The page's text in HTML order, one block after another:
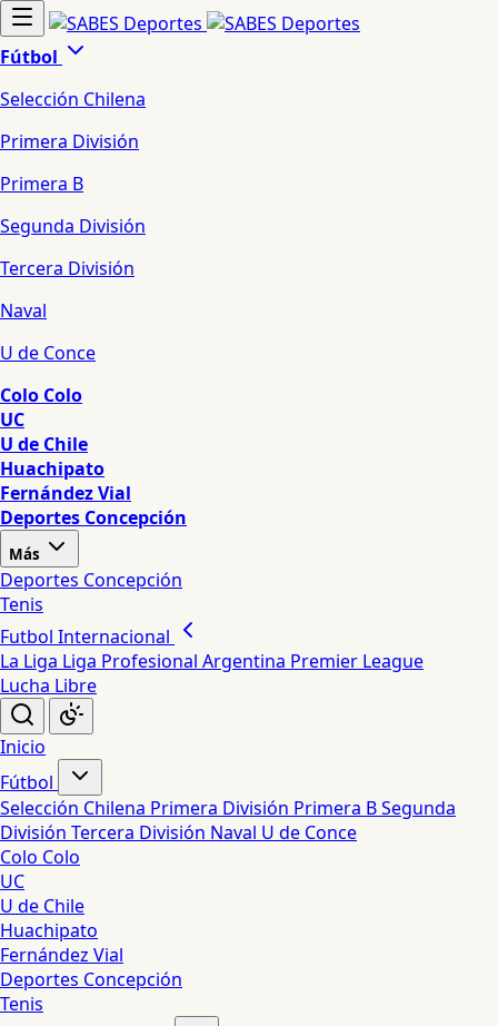
Fútbol
Selección Chilena
Primera División
Primera B
Segunda División
Tercera División
Naval
U de Conce
Colo Colo
UC
U de Chile
Huachipato
Fernández Vial
Deportes Concepción
Más
Deportes Concepción
Tenis
Futbol Internacional
La Liga Liga Profesional Argentina Premier League
Lucha Libre
Inicio
Fútbol
Selección Chilena Primera División Primera BSegunda
División Tercera División Naval U de Conce
Colo Colo
UC
U de Chile
Huachipato
Fernández Vial
Deportes Concepción
Tenis